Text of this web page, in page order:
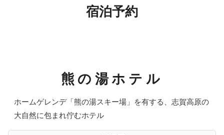
宿泊予約
熊の湯ホテル
ホームゲレンデ「熊の湯スキー場」を有する、志賀高原の
大自然に包まれ佇むホテル